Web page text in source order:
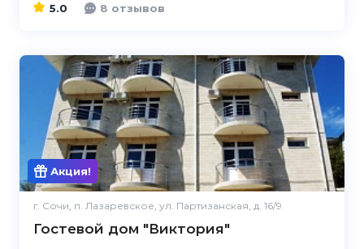
5.0 8 отзывов
Акция!
г. Сочи, п. Лазаревское, ул. Партизанская, д. 16/9
Гостевой дом "Виктория"
5.0